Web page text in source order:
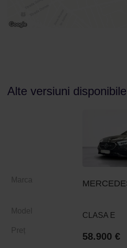
Alte versiuni disponibile
Marca
Model
Preț
CLASA E
58.900 €